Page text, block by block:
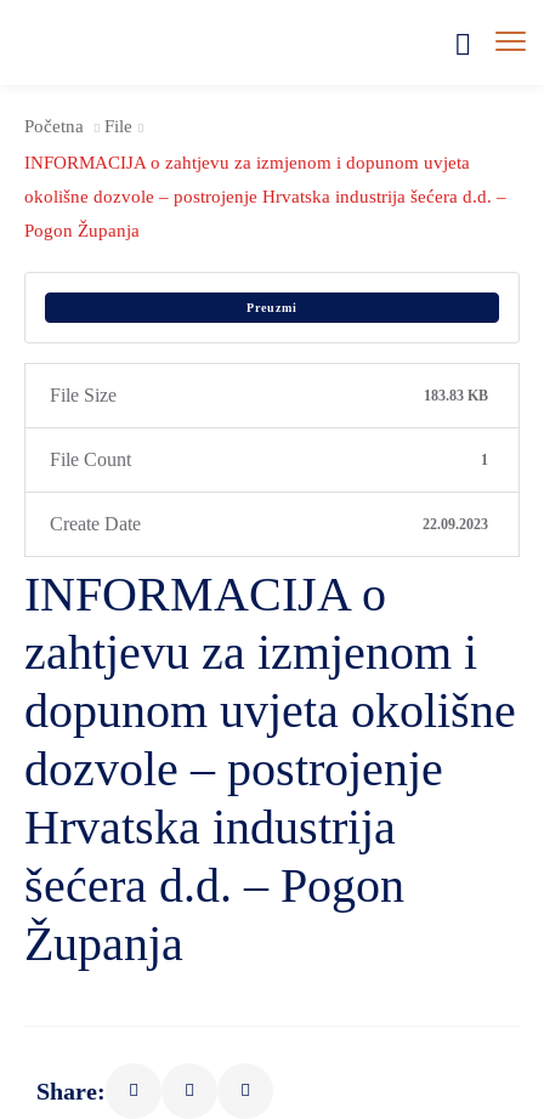
Početna
File
INFORMACIJA o zahtjevu za izmjenom i dopunom uvjeta
okolišne dozvole – postrojenje Hrvatska industrija šećera d.d. –
Pogon Županja
Preuzmi
File Size 183.83 KB
File Count 1
Create Date 22.09.2023
INFORMACIJA o
zahtjevu za izmjenom i
dopunom uvjeta okolišne
dozvole – postrojenje
Hrvatska industrija
šećera d.d. – Pogon
Županja
Share: